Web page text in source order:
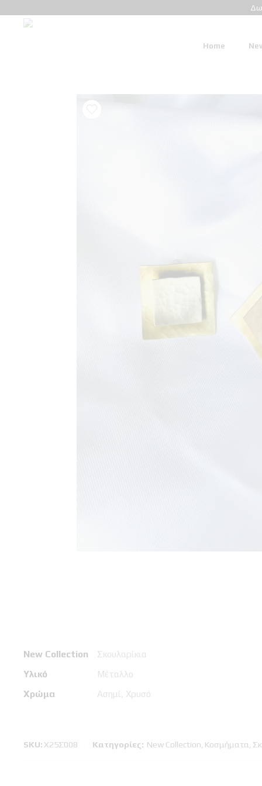
Home
New Collection
Σκουλαρίκια
Υλικό
Μέταλλο
Χρώμα
Ασημί, Χρυσό
SKU: Χ25Σ008 Κατηγορίες: New Collection Κοσμήματα